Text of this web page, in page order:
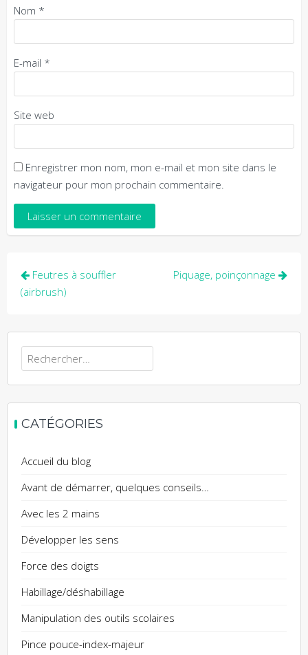
Nom *
E-mail *
Site web
Enregistrer mon nom, mon e-mail et mon site dans le
navigateur pour mon prochain commentaire.
Navigation
de
Feutres à souffler
(airbrush)
Piquage, poinçonnage
Rechercher :
CATÉGORIES
Accueil du blog
Avant de démarrer, quelques conseils…
Avec les 2 mains
Développer les sens
Force des doigts
Habillage/déshabillage
Manipulation des outils scolaires
Pince pouce-index-majeur